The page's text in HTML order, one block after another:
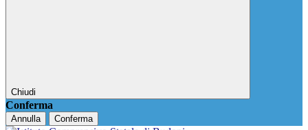
Chiudi
Conferma
Annulla Conferma